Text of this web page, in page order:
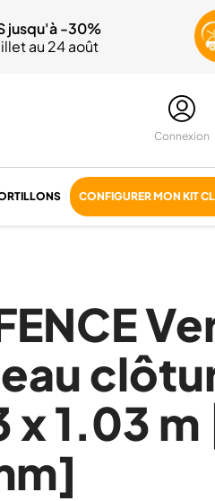
jusqu'à -30%
au 24 août
OFFERTE
1880€
Connexion
CONFIGURER MON KIT
x 1.03